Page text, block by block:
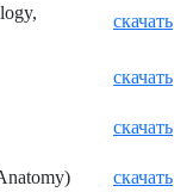
скачать
скачать
скачать
скачать